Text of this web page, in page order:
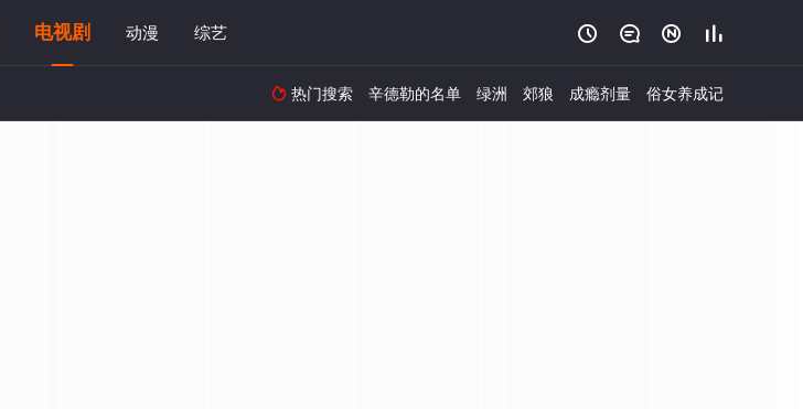
电视剧 动漫 综艺    
 热门搜索 辛德勒的名单 绿洲 郊狼 成瘾剂量 俗女养成记